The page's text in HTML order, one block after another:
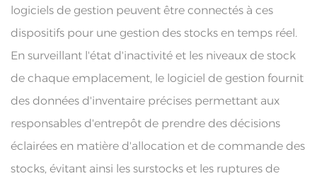
logiciels de gestion peuvent être connectés à ces
dispositifs pour une gestion des stocks en temps réel.
En surveillant l'état d'inactivité et les niveaux de stock
de chaque emplacement, le logiciel de gestion fournit
des données d'inventaire précises permettant aux
responsables d'entrepôt de prendre des décisions
éclairées en matière d'allocation et de commande des
stocks, évitant ainsi les surstocks et les ruptures de